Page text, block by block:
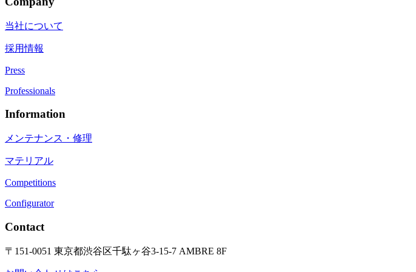
当社について
採用情報
Press
Professionals
Information
メンテナンス・修理
マテリアル
Competitions
Configurator
Contact
〒151-0051 東京都渋谷区千駄ヶ谷3-15-7 AMBRE 8F